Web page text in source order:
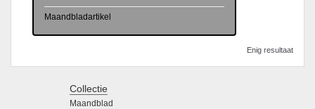
Maandbladartikel
Enig resultaat
Collectie
Maandblad